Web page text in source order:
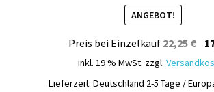
ANGEBOT!
Preis bei Einzelkauf22,25€
inkl. 19 % MwSt. zzgl.
Lieferzeit: Deutschland 2-5 Tage /